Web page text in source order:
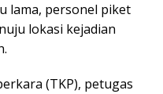
lama, personel piket
lokasi kejadian
(TKP), petugas